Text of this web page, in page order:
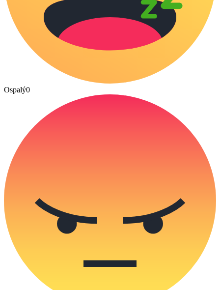
Ospalý0